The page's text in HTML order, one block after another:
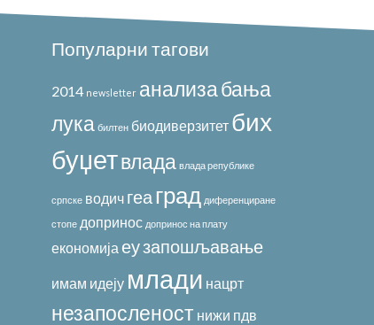
Популарни тагови
2014 newsletter анализабања
лука билтен биодиверзитет бих
буџетвлада влада републике
српске водич геаград диференциране
стопе допринос допринос на плату
економија еузапошљавање
имам идеју млади нацрт
незапосленост нижи пдв